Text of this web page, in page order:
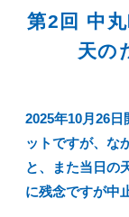
町会加入のお誘い
お問い合わせ･連絡
第2回 中
天の
2025年10月26
ットですが、な
と、また当日の
に残念ですが中